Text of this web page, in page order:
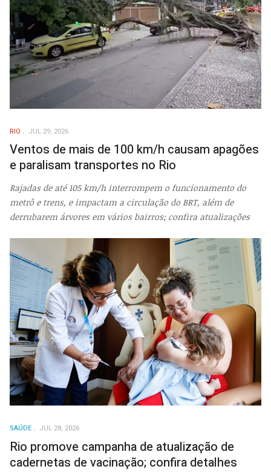
RIO JUL 29, 2026
Ventos de mais de 100 km/h causam apagões
e paralisam transportes no Rio
Rajadas de até 105 km/h interrompem o funcionamento do
metrô e trens, e impactam a circulação do BRT, além de
derrubarem árvores em vários bairros; confira atualizações
SAÚDE JUL 28, 2026
Rio promove campanha de atualização de
cadernetas de vacinação; confira detalhes